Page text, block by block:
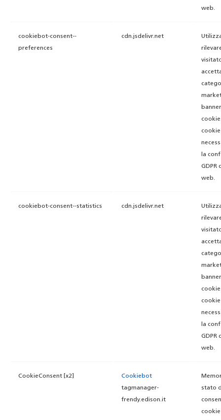
web.
cookiebot-consent--
preferences
cdn.jsdelivr.net
cookie
la
GDPR
web.
cookiebot-consent--statistics cdn.jsdelivr.net
cookie
la
GDPR
web.
CookieConsent [x2]
Cookiebot
tagmanager-
frendy.edison.it
stato
cookie